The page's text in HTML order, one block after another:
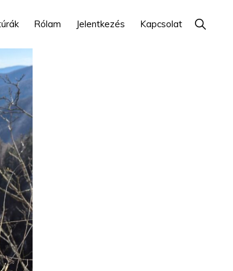
Rólam Jelentkezés Kapcsolat Show
Search